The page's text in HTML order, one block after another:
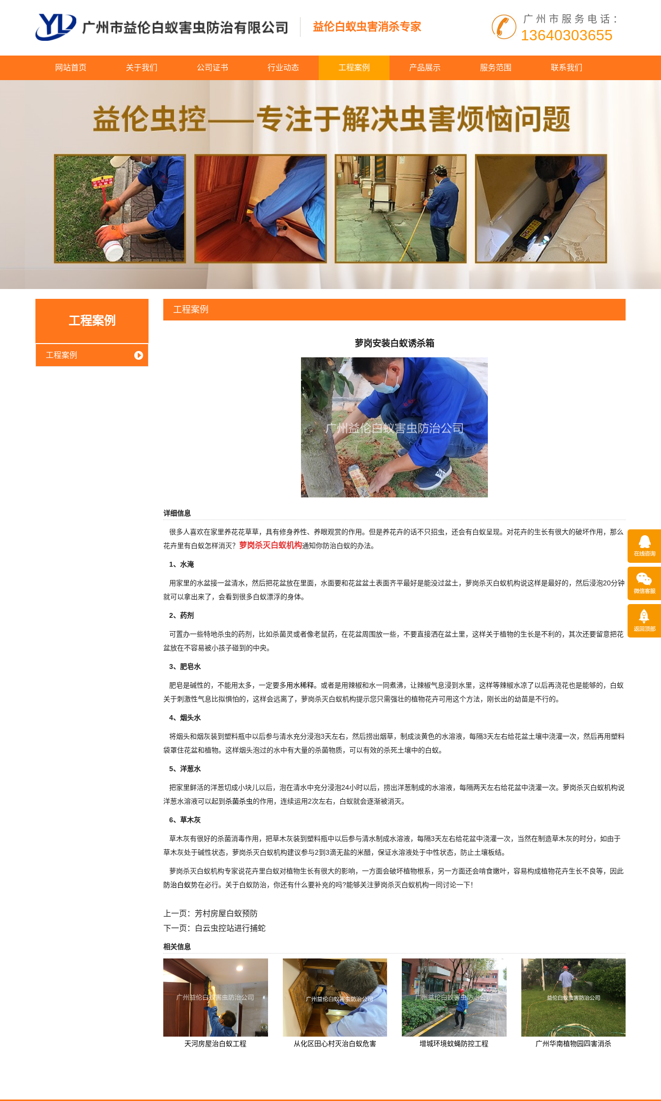
益伦白蚁虫害消杀专家
广州市服务电话：
13640303655
网站首页 关于我们 公司证书 行业动态 工程案例 产品展示 服务范围 联系我们
工程案例
工程案例
工程案例
萝岗安装白蚁诱杀箱
详细信息
很多人喜欢在家里养花花草草，具有修身养性、养眼观赏的作用。但是养花卉的话不只招虫，还会有白蚁呈现。对花卉的生长有很大的破坏作用，那么
花卉里有白蚁怎样消灭？ 萝岗杀灭白蚁机构通知你防治白蚁的办法。
1、水淹
用家里的水盆接一盆清水，然后把花盆放在里面，水面要和花盆盆土表面齐平最好是能没过盆土，萝岗杀灭白蚁机构说这样是最好的，然后浸泡20分钟
就可以拿出来了，会看到很多白蚁漂浮的身体。
2、药剂
可置办一些特地杀虫的药剂，比如杀菌灵或者像老鼠药，在花盆周围放一些，不要直接洒在盆土里，这样关于植物的生长是不利的，其次还要留意把花
盆放在不容易被小孩子碰到的中央。
3、肥皂水
肥皂是碱性的，不能用太多，一定要多用水稀释。或者是用辣椒和水一同煮沸，让辣椒气息浸到水里，这样等辣椒水凉了以后再浇花也是能够的，白蚁
关于刺激性气息比拟惧怕的，这样会远离了，萝岗杀灭白蚁机构提示您只需强壮的植物花卉可用这个方法，刚长出的幼苗是不行的。
4、烟头水
将烟头和烟灰装到塑料瓶中以后参与清水充分浸泡3天左右，然后捞出烟草，制成淡黄色的水溶液，每隔3天左右给花盆土壤中浇灌一次，然后再用塑料
袋罩住花盆和植物。这样烟头泡过的水中有大量的杀菌物质，可以有效的杀死土壤中的白蚁。
5、洋葱水
把家里鲜活的洋葱切成小块儿以后，泡在清水中充分浸泡24小时以后，捞出洋葱制成的水溶液，每隔两天左右给花盆中浇灌一次。萝岗杀灭白蚁机构说
洋葱水溶液可以起到 杀菌杀虫的作用，连续运用2次左右，白蚁就会逐渐被消灭。
6、草木灰
草木灰有很好的杀菌消毒作用，把草木灰装到塑料瓶中以后参与清水制成水溶液，每隔3天左右给花盆中浇灌一次，当然在制造草木灰的时分，如由于
草木灰处于碱性状态，萝岗杀灭白蚁机构建议参与2到3滴无盐的米醋，保证水溶液处于中性状态，防止土壤板结。
萝岗杀灭白蚁机构专家说花卉里白蚁对植物生长有很大的影响，一方面会破坏植物根系，另一方面还会啃食嫩叶，容易构成植物花卉生长不良等，因此
防治白蚁势在必行。关于白蚁防治，你还有什么要补充的吗?能够关注萝岗杀灭白蚁机构一同讨论一下！
上一页： 芳村房屋白蚁预防
下一页：
白云虫控站进行捕蛇
相关信息
天河房屋治白蚁工程 从化区田心村灭治白蚁危害 增城环境蚊蝇防控工程 广州华南植物园四害消杀